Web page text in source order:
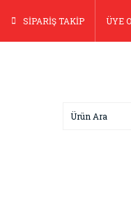
SİPARİŞ TAKİP ÜYE